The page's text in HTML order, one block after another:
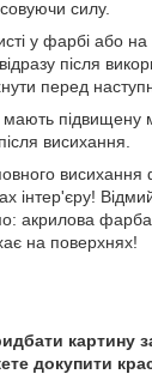
силу.
у фарбі або на
після
перед
підвищену
висихання.
висихання
інтер'єру!
акрилова фарба
на поверхнях!
картину
докупити